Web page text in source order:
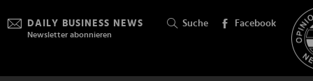
DAILY BUSINESS NEWS
Newsletter abonnieren
Suche Facebook